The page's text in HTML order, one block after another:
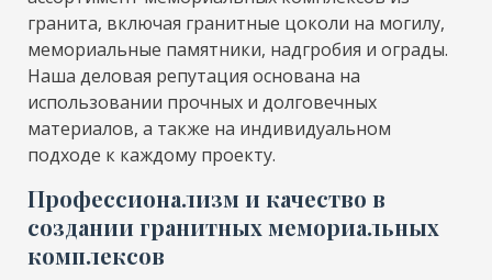
гранита, включая гранитные цоколи на могилу,
мемориальные памятники, надгробия и ограды.
Наша деловая репутация основана на
использовании прочных и долговечных
материалов, а также на индивидуальном
подходе к каждому проекту.
Профессионализм и качество в
создании гранитных мемориальных
комплексов